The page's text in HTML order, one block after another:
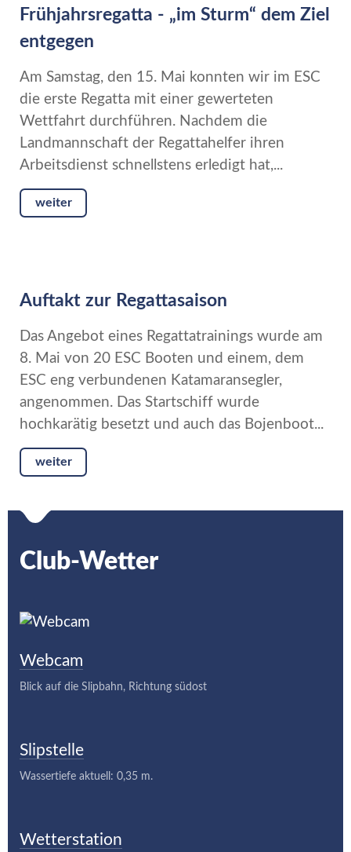
Frühjahrsregatta - „im Sturm“ dem Ziel
entgegen
Am Samstag, den 15. Mai konnten wir im ESC
die erste Regatta mit einer gewerteten
Wettfahrt durchführen. Nachdem die
Landmannschaft der Regattahelfer ihren
Arbeitsdienst schnellstens erledigt hat,...
weiter
Auftakt zur Regattasaison
Das Angebot eines Regattatrainings wurde am
8. Mai von 20 ESC Booten und einem, dem
ESC eng verbundenen Katamaransegler,
angenommen. Das Startschiff wurde
hochkarätig besetzt und auch das Bojenboot...
weiter
Club-Wetter
Webcam
Blick auf die Slipbahn, Richtung südost
Slipstelle
Wassertiefe aktuell: 0,35 m.
Wetterstation